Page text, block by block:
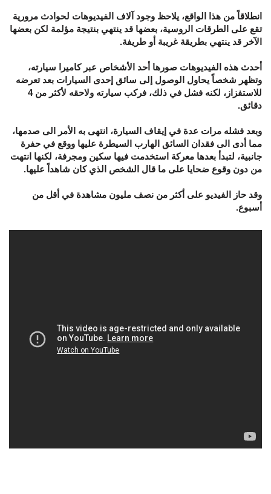
انطلاقاً من هذا الواقع، يلاحظ وجود آلاف الفيديوهات لحوادث مرورية
تقع على الطرقات الروسية، بعضها قد ينتهي بنتيجة مؤلمة لكن بعضها
الآخر قد ينتهي بطريقة غريبة أو طريفة.
أحدث هذه الفيديوهات صورها أحد الأشخاص عبر كاميرا سيارته،
وتظهر شخصاً يحاول الوصول إلى سائق إحدى السيارات بعد تعرضه
للاستفزاز، لكنه فشل في ذلك، فركب سيارته ولاحقه لأكثر من 4
دقائق.
وبعد فشله مرات عدة في إيقاف السيارة، انتهى به الأمر الى صدمها،
مما أدى الى فقدان السائق الهارب السيطرة عليها ووقع في حفرة
جانبية، لتبدأ بعدها معركة استخدمت فيها سكين ومجرفة، لكنها انتهت
من دون وقوع ضحايا على ما قال الشخص الذي كان شاهداً عليها.
وقد حاز الفيديو على أكثر من نصف مليون مشاهدة في أقل من
أسبوع.